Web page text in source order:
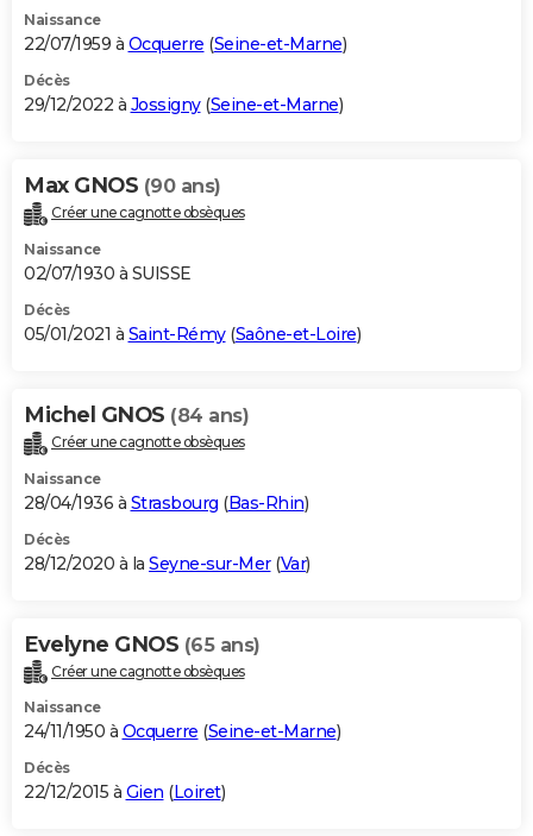
Dictionnaire
Biographies
Citations
Expressions
Proverbes
PROGRAMME TV
S'inscrire
Se connecter
Lycées
Collèges
Primaires
Universités
Entreprises
Service militaire
Avis de recherche
AVIS DE DÉCÈS
Bricolage
Lifestyle
Culture
Sport
Auto
Television
Voyage
Cinema
Naissance
22/07/1959 à Ocquerre (Seine-et-Marne)
Décès
29/12/2022 à Jossigny(Seine-et-Marne)
Max GNOS (90 ans)
Créer une cagnotte obsèques
Naissance
02/07/1930 à SUISSE
Décès
05/01/2021 à Saint-Rémy(Saône-et-Loire)
Michel GNOS (84 ans)
Créer une cagnotte obsèques
Naissance
28/04/1936 à Strasbourg (Bas-Rhin)
Décès
28/12/2020 à la Seyne-sur-Mer(Var)
Evelyne GNOS (65 ans)
Créer une cagnotte obsèques
Naissance
24/11/1950 à Ocquerre (Seine-et-Marne)
Décès
22/12/2015 à Gien (Loiret)